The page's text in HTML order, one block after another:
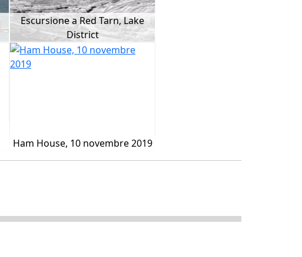
Escursione a Red Tarn, Lake
District
Ham House, 10 novembre 2019